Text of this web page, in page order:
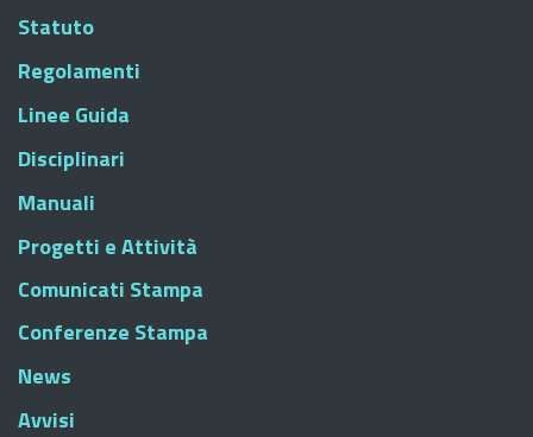
Statuto
Regolamenti
Linee Guida
Disciplinari
Manuali
Progetti e Attività
Comunicati Stampa
Conferenze Stampa
News
Avvisi